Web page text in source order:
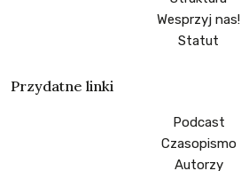
Wesprzyj nas!
Statut
Przydatne linki
Podcast
Czasopismo
Autorzy